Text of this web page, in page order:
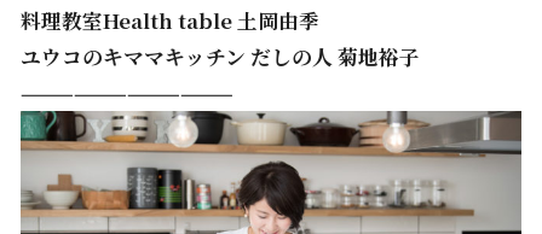
料理教室Health table 土岡由季
ユウコのキママキッチン だしの人 菊地裕子
————————————